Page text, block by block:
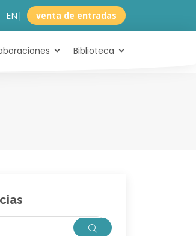
EN | venta de entradas
Biblioteca